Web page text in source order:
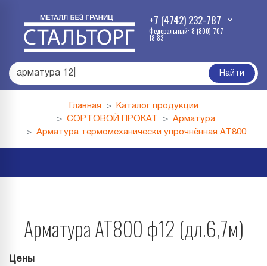
+7 (4742) 232-787
Федеральный: 8 (800) 707-
18-83
арматура Найти
Главная
Каталог продукции
СОРТОВОЙ ПРОКАТ
Арматура
Арматура термомеханически упрочнённая АТ800
Арматура АТ800 ф12 (дл.6,7м)
Цены